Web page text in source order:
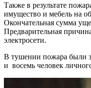
Также в результате
имущество и мебель на
Окончательная сумма
Предварительная
электросети.
В тушении пожара были
и восемь человек